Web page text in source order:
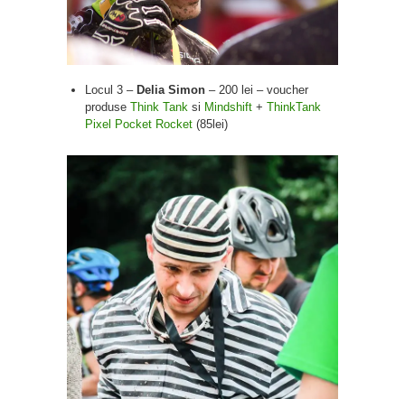
Locul 3 – Delia Simon – 200 lei – voucher
produse Think Tank si Mindshift + ThinkTank
Pixel Pocket Rocket (85lei)